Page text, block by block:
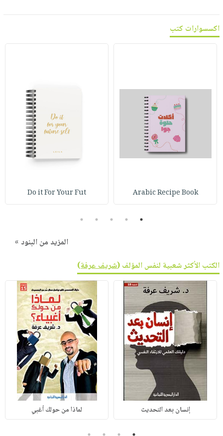
اكسسوارات كتب
Arabic Recipe Book
Do it For Your Fut
1
2
3
4
5
المزيد من البنود »
الكتب الأكثر شعبية لنفس المؤلف (شريف عرفة)
إنسان بعد التحديث لماذا من حولك أغبي